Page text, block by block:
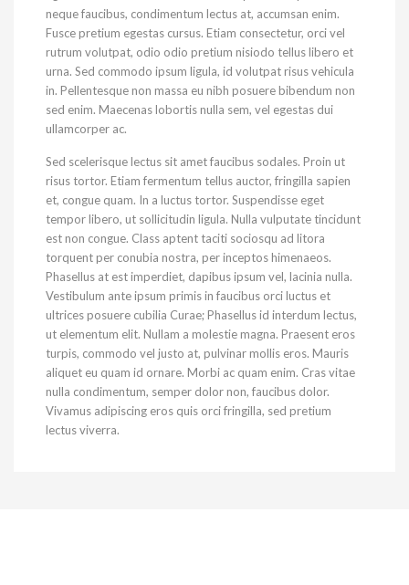
neque faucibus, condimentum lectus at, accumsan enim.
Fusce pretium egestas cursus. Etiam consectetur, orci vel
rutrum volutpat, odio odio pretium nisiodo tellus libero et
urna. Sed commodo ipsum ligula, id volutpat risus vehicula
in. Pellentesque non massa eu nibh posuere bibendum non
sed enim. Maecenas lobortis nulla sem, vel egestas dui
ullamcorper ac.
Sed scelerisque lectus sit amet faucibus sodales. Proin ut
risus tortor. Etiam fermentum tellus auctor, fringilla sapien
et, congue quam. In a luctus tortor. Suspendisse eget
tempor libero, ut sollicitudin ligula. Nulla vulputate tincidunt
est non congue. Class aptent taciti sociosqu ad litora
torquent per conubia nostra, per inceptos himenaeos.
Phasellus at est imperdiet, dapibus ipsum vel, lacinia nulla.
Vestibulum ante ipsum primis in faucibus orci luctus et
ultrices posuere cubilia Curae; Phasellus id interdum lectus,
ut elementum elit. Nullam a molestie magna. Praesent eros
turpis, commodo vel justo at, pulvinar mollis eros. Mauris
aliquet eu quam id ornare. Morbi ac quam enim. Cras vitae
nulla condimentum, semper dolor non, faucibus dolor.
Vivamus adipiscing eros quis orci fringilla, sed pretium
lectus viverra.